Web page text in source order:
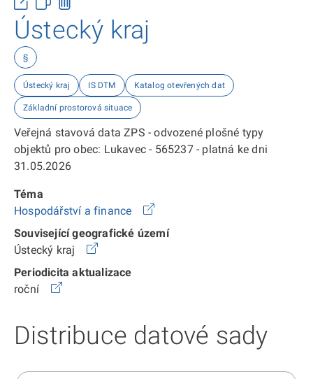
Ústecký kraj
§
Ústecký kraj IS DTM Katalog otevřených dat
Základní prostorová situace
Veřejná stavová data ZPS - odvozené plošné typy
objektů pro obec: Lukavec - 565237 - platná ke dni
31.05.2026
Téma
Hospodářství a finance
Související geografické území
Ústecký kraj
Periodicita aktualizace
roční
Distribuce datové sady